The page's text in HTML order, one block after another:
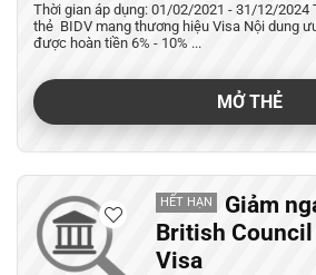
Thời gian áp dụng: 01/02/2021 - 31/12/2024
thẻ BIDV mang thương hiệu Visa Nội dung
được hoàn tiền 6% - 10% ...
MỞ THẺ
HẾT HẠN
Giảm
British
Visa